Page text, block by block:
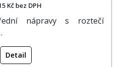
Kč bez DPH
nápravy s roztečí
Detail